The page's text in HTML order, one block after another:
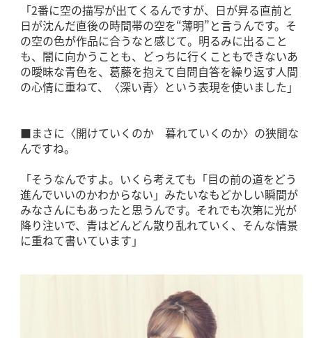
「2番に空の描写が出てくるんですが、日が昇る直前と
日が沈んだ直後の時間帯の空を“薄明”と言うんです。そ
の空の色が作品に合うなと感じて。明るみに出ること
も、闇に向かうことも、どっちに行くこともできないあ
の曖昧な青色を、葛藤を抱えて自問自答を繰り返す人間
の心情に重ねて、〈深い青〉という表現を使いました」
■まさに〈開けていくのか 暮れていくのか〉の狭間な
んですね。
「そうなんですよ。いくら考えても「目の前の道をどう
進んでいいのかわからない」みたいなもどかしい瞬間が
みなさんにもあったと思うんです。それでも次第に光が
降り注いで、青はどんどん散り乱れていく、そんな情景
に重ねて書いています」